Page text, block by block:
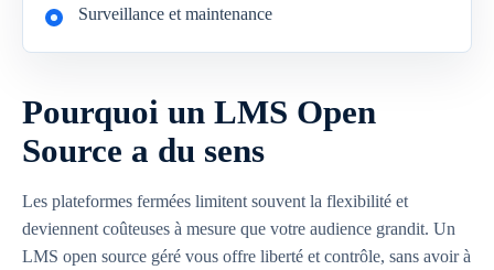
Surveillance et maintenance
Pourquoi un LMS Open
Source a du sens
Les plateformes fermées limitent souvent la flexibilité et
deviennent coûteuses à mesure que votre audience grandit. Un
LMS open source géré vous offre liberté et contrôle, sans avoir à